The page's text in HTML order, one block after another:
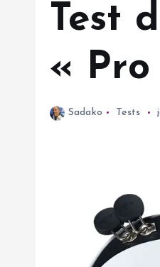
Test
« Pro
Sadako Tests